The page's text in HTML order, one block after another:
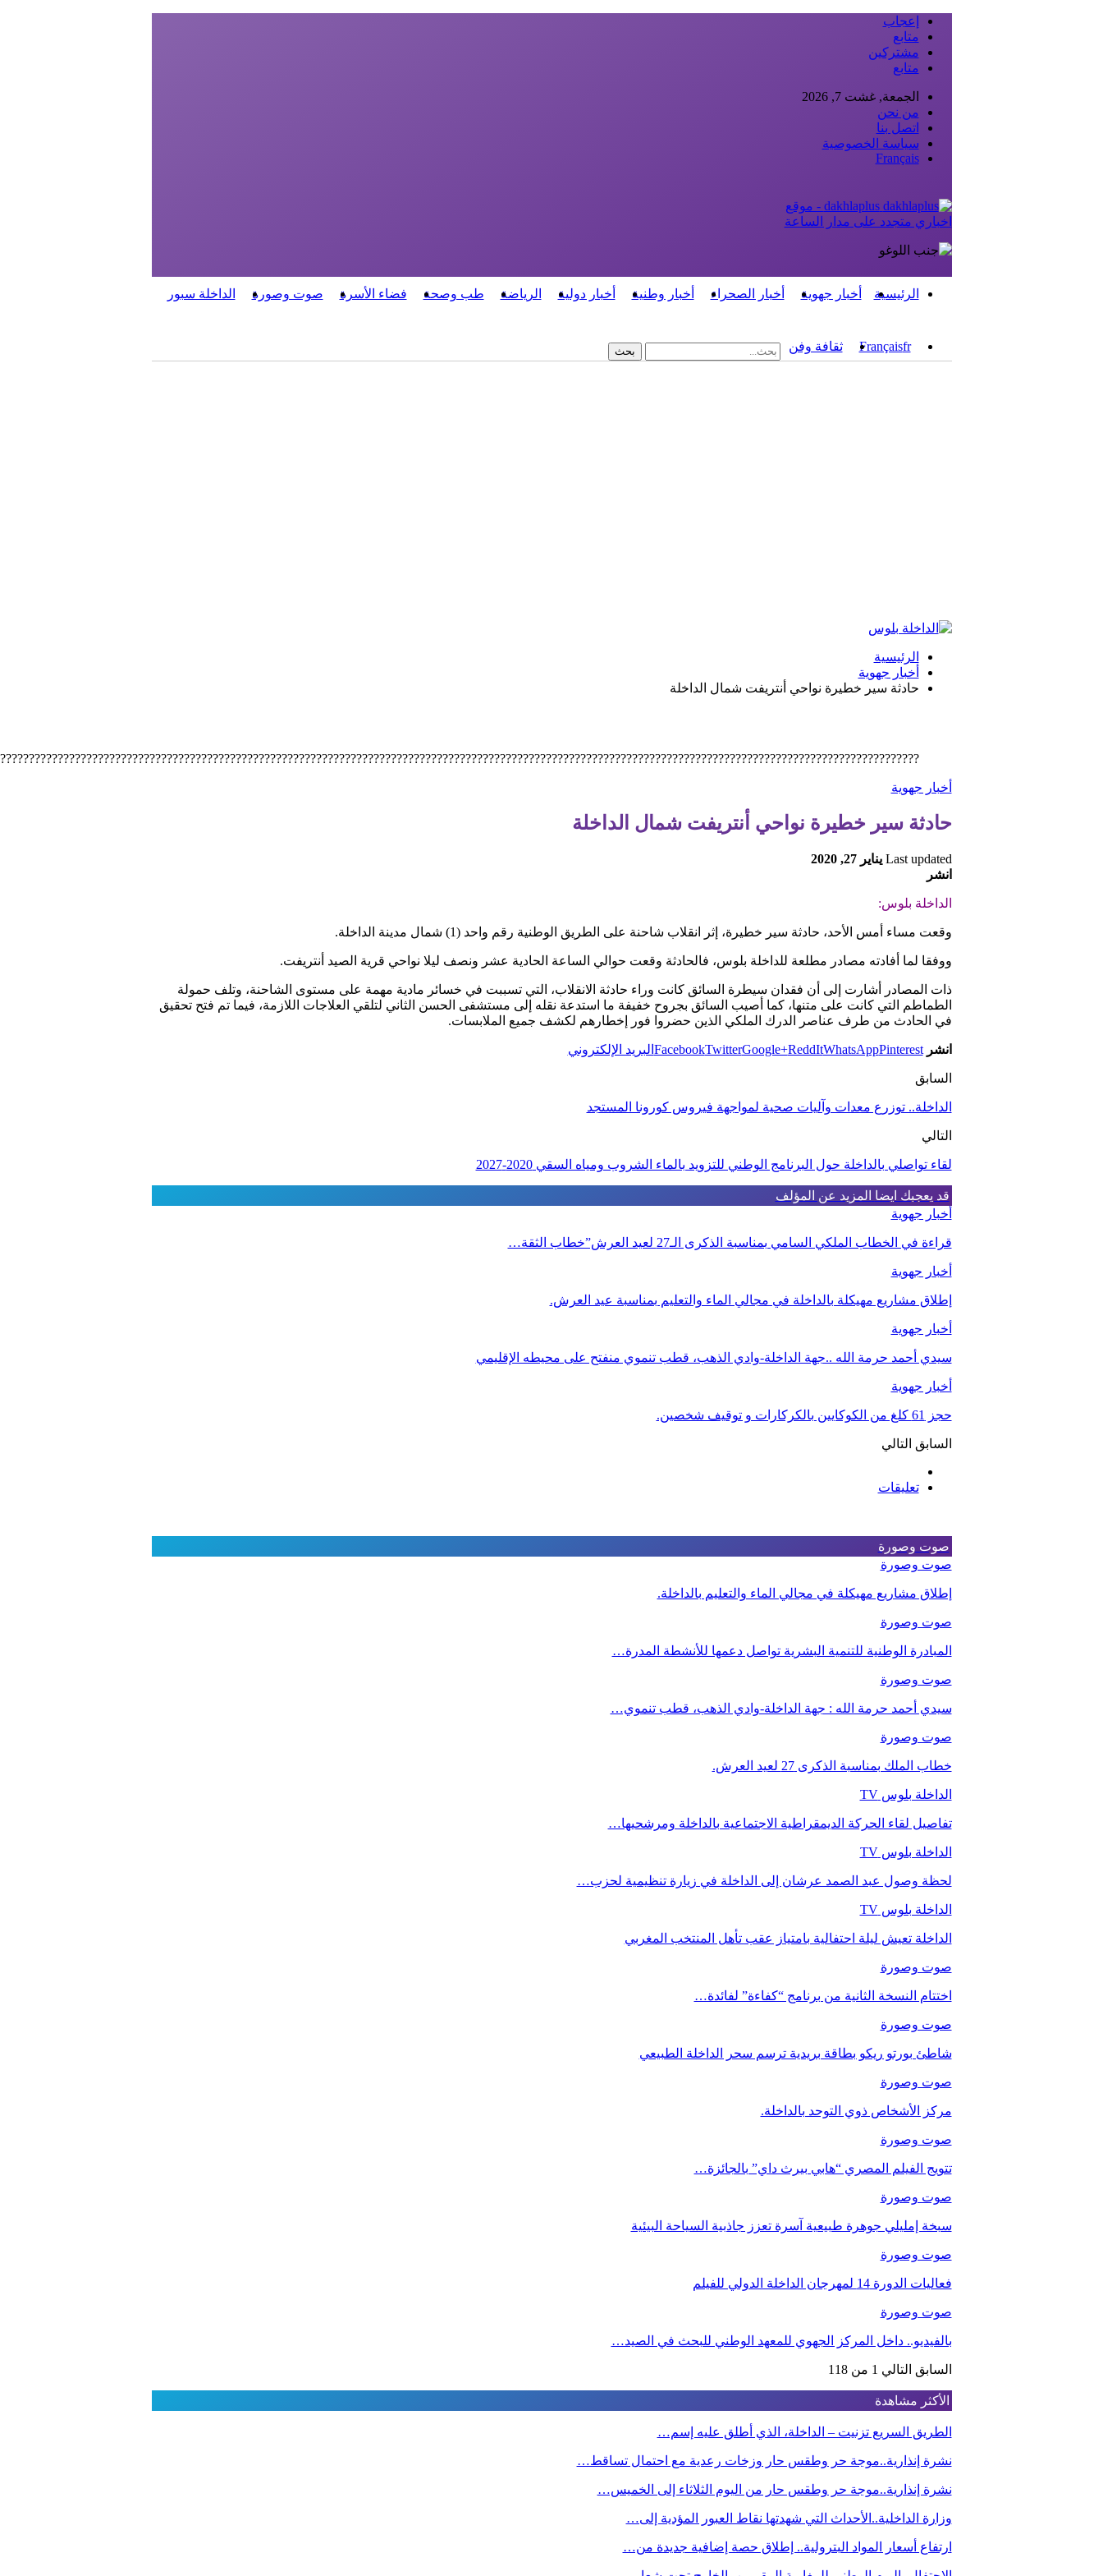
إعجاب
متابع
مشتركين
متابع
الجمعة, غشت 7, 2026
من نحن
اتصل بنا
سياسة الخصوصية
Français
dakhlaplus - موقع
اخباري متجدد على مدار الساعة
الرئيسية أخبار جهوية أخبار الصحراء أخبار وطنية أخبار دولية الرياضة طب وصحة فضاء الأسرة صوت وصورة الداخلة سبور
Françaisfr ثقافة وفن
الرئيسية
أخبار جهوية
حادثة سير خطيرة نواحي أنتريفت شمال الداخلة
أخبار جهوية
حادثة سير خطيرة نواحي أنتريفت شمال الداخلة
Last updated يناير 27, 2020
انشر
الداخلة بلوس:
وقعت مساء أمس الأحد، حادثة سير خطيرة، إثر انقلاب شاحنة على الطريق الوطنية رقم واحد (1) شمال مدينة الداخلة.
ووفقا لما أفادته مصادر مطلعة للداخلة بلوس، فالحادثة وقعت حوالي الساعة الحادية عشر ونصف ليلا نواحي قرية الصيد أنتريفت.
ذات المصادر أشارت إلى أن فقدان سيطرة السائق كانت وراء حادثة الانقلاب، التي تسببت في خسائر مادية مهمة على مستوى الشاحنة، وتلف حمولة
الطماطم التي كانت على متنها، كما أصيب السائق بجروح خفيفة ما استدعة نقله إلى مستشفى الحسن الثاني لتلقي العلاجات اللازمة، فيما تم فتح تحقيق
في الحادث من طرف عناصر الدرك الملكي الذين حضروا فور إخطارهم لكشف جميع الملابسات.
انشر FacebookTwitterGoogle+ReddItWhatsAppPinterest البريد الإلكتروني
السابق
الداخلة.. توزرع معدات وآليات صحية لمواجهة فيروس كورونا المستجد
التالي
لقاء تواصلي بالداخلة حول البرنامج الوطني للتزويد بالماء الشروب ومياه السقي 2020-2027
قد يعجبك ايضا المزيد عن المؤلف
أخبار جهوية
قراءة في الخطاب الملكي السامي بمناسبة الذكرى الـ27 لعيد العرش”خطاب الثقة…
أخبار جهوية
إطلاق مشاريع مهيكلة بالداخلة في مجالي الماء والتعليم بمناسبة عيد العرش.
أخبار جهوية
سيدي أحمد حرمة الله ..جهة الداخلة-وادي الذهب، قطب تنموي منفتح على محيطه الإقليمي
أخبار جهوية
حجز 61 كلغ من الكوكايين بالكركارات و توقيف شخصين.
السابق التالي
تعليقات
صوت وصورة
صوت وصورة
إطلاق مشاريع مهيكلة في مجالي الماء والتعليم بالداخلة.
صوت وصورة
المبادرة الوطنية للتنمية البشرية تواصل دعمها للأنشطة المدرة…
صوت وصورة
سيدي أحمد حرمة الله : جهة الداخلة-وادي الذهب، قطب تنموي…
صوت وصورة
خطاب الملك بمناسبة الذكرى 27 لعيد العرش.
الداخلة بلوس TV
تفاصيل لقاء الحركة الديمقراطية الاجتماعية بالداخلة ومرشحيها…
الداخلة بلوس TV
لحظة وصول عبد الصمد عرشان إلى الداخلة في زيارة تنظيمية لحزب…
الداخلة بلوس TV
الداخلة تعيش ليلة احتفالية بامتياز عقب تأهل المنتخب المغربي
صوت وصورة
اختتام النسخة الثانية من برنامج “كفاءة” لفائدة…
صوت وصورة
شاطئ بورتو ريكو بطاقة بريدية ترسم سحر الداخلة الطبيعي
صوت وصورة
مركز الأشخاص ذوي التوحد بالداخلة.
صوت وصورة
تتويج الفيلم المصري “هابي بيرث داي” بالجائزة…
صوت وصورة
سبخة إمليلي جوهرة طبيعية آسرة تعزز جاذبية السياحة البيئية
صوت وصورة
فعاليات الدورة 14 لمهرجان الداخلة الدولي للفيلم
صوت وصورة
بالفيديو.. داخل المركز الجهوي للمعهد الوطني للبحث في الصيد…
السابق التالي 1 من 118
الأكثر مشاهدة
الطريق السريع تزنيت – الداخلة، الذي أطلق عليه إسم…
نشرة إنذارية..موجة حر وطقس حار وزخات رعدية مع احتمال تساقط…
نشرة إنذارية..موجة حر وطقس حار من اليوم الثلاثاء إلى الخميس…
وزارة الداخلية..الأحداث التي شهدتها نقاط العبور المؤدية إلى…
ارتفاع أسعار المواد البترولية.. إطلاق حصة إضافية جديدة من…